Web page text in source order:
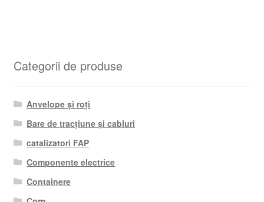
Categorii de produse
Anvelope și roți
Bare de tracțiune și cabluri
catalizatori FAP
Componente electrice
Containere